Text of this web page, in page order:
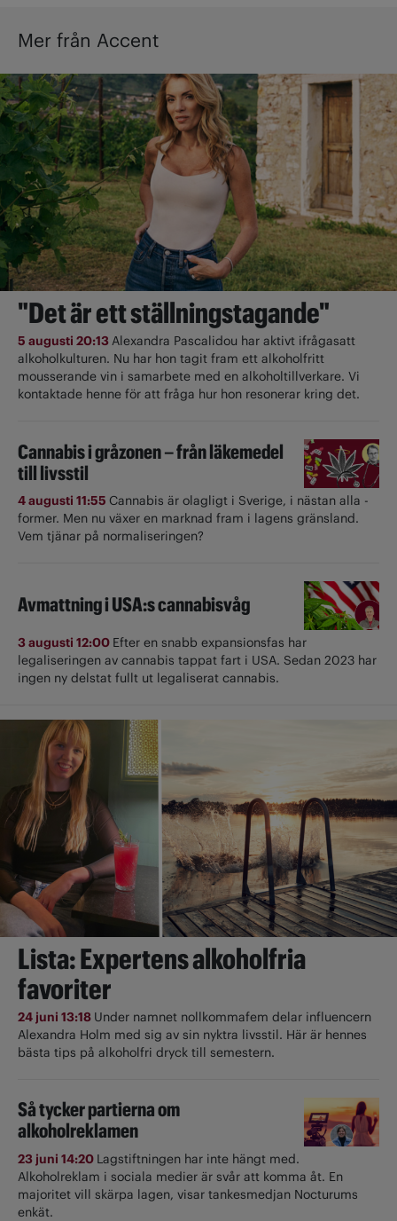
Mer från Accent
"Det är ett ställningstagande"
5 augusti 20:13Alexandra Pascalidou har aktivt ifrågasatt
alkoholkulturen. Nu har hon tagit fram ett alkoholfritt
mousserande vin i samarbete med en alkoholtillverkare. Vi
kontaktade henne för att fråga hur hon resonerar kring det.
Cannabis i gråzonen – från läkemedel
till livsstil
4 augusti 11:55 Cannabis är olagligt i ­Sverige, i nästan alla ­
former. Men nu växer en marknad fram i lagens gränsland.
Vem tjänar på normaliseringen?
Avmattning i USA:s cannabisvåg
3 augusti 12:00 Efter en snabb expansionsfas har
legaliseringen av cannabis tappat fart i USA. Sedan 2023 har
ingen ny delstat fullt ut ­legaliserat cannabis.
Lista: Expertens alkoholfria
favoriter
24 juni 13:18 Under namnet nollkommafem delar influencern
Alexandra Holm med sig av sin nyktra livsstil. Här är hennes
bästa tips på alkoholfri dryck till semestern.
Så tycker partierna om
alkoholreklamen
23 juni 14:20 Lagstiftningen har inte hängt med.
Alkoholreklam i sociala medier är svår att komma åt. En
majoritet vill skärpa lagen, visar tankesmedjan Nocturums
enkät.